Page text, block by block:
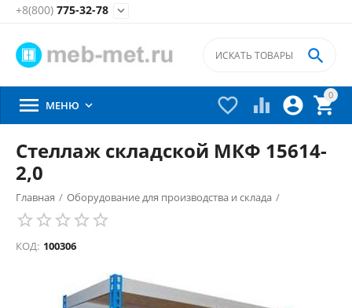
+8(800) 775-32-78 
0


 

 МЕНЮ 
Стеллаж складской МКФ 15614-
2,0
Главная / Оборудование для производства и склада /
Складские стеллажи металлические
Стеллажи металлические сборные
КОД: 100306